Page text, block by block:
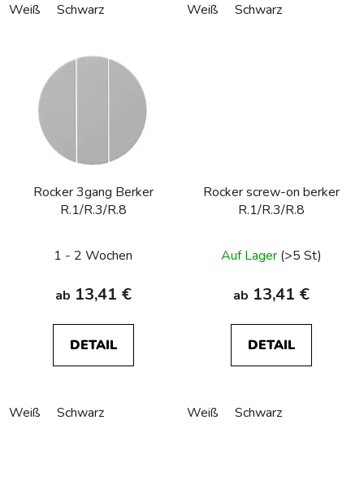
Weiß Schwarz Weiß Schwarz
Rocker 3gang Berker
R.1/R.3/R.8
1 - 2 Wochen
ab 13,41 €
DETAIL
Weiß Schwarz
Rocker screw-on berker
R.1/R.3/R.8
Auf Lager (>5 St)
ab 13,41 €
DETAIL
Weiß Schwarz